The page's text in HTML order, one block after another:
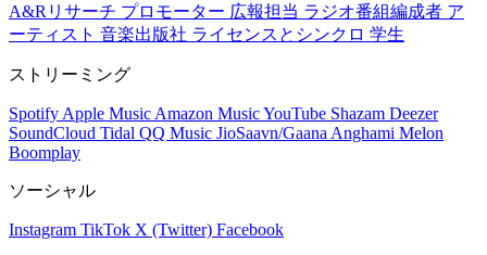
A&Rリサーチ プロモーター 広報担当 ラジオ番組編成者 ア
ーティスト 音楽出版社 ライセンスとシンクロ 学生
ストリーミング
Spotify Apple Music Amazon MusicYouTube Shazam Deezer
SoundCloud Tidal QQ Music JioSaavn/Gaana Anghami Melon
Boomplay
ソーシャル
Instagram TikTok X (Twitter) Facebook